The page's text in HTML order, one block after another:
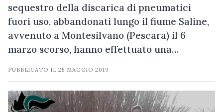
sequestro della discarica di pneumatici
fuori uso, abbandonati lungo il fiume Saline,
avvenuto a Montesilvano (Pescara) il 6
marzo scorso, hanno effettuato una…
PUBBLICATO IL25 MAGGIO 2019